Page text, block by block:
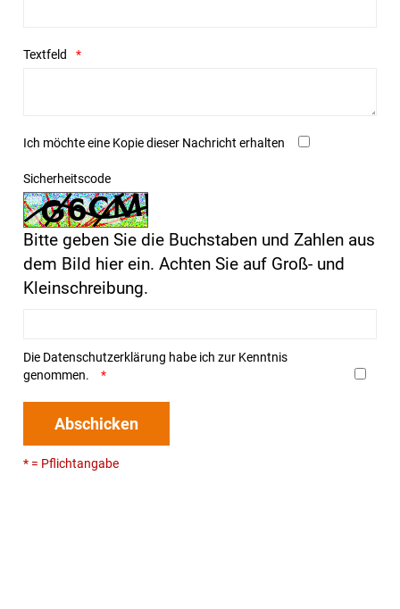
Textfeld
Ich möchte eine Kopie dieser Nachricht erhalten
Sicherheitscode
Bitte geben Sie die Buchstaben und Zahlen aus
dem Bild hier ein. Achten Sie auf Groß- und
Kleinschreibung.
Die Datenschutzerklärung habe ich zur Kenntnis
genommen.
Abschicken
* = Pflichtangabe